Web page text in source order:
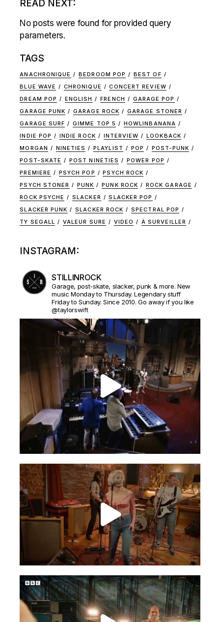
READ NEXT:
No posts were found for provided query
parameters.
TAGS
ANACHRONIQUE BEDROOM POP
BEST OF
BLUE WAVE
CHRONIQUE
CONCERT REVIEW
DREAM POP
ENGLISH FRENCH
GARAGE POP
GARAGE PUNK
GARAGE ROCK
GARAGE STONER
GARAGE SURF
GIMME TOP 5
HOWLINBANANA
INDIE POP
INDIE ROCK INTERVIEW
LOOKBACK
MORGAN
NINETIES PLAYLIST POP
POST-PUNK
POST-SKATE
POST NINETIES
POWER POP
PREMIERE
PSYCH POP
PSYCH ROCK
PSYCH STONER
PUNK PUNK ROCK
ROCK GARAGE
ROCK PSYCHE
SLACKER
SLACKER POP
SLACKER PUNK
SLACKER ROCK
SPECTRAL POP
TY SEGALL
VALEUR SURE VIDEO À SURVEILLER
INSTAGRAM:
STILLINROCK
Garage, post-skate, slacker, punk & more. New
music Monday to Thursday. Legendary stuff
Friday to Sunday. Since 2010. Go away if you like
@taylorswift